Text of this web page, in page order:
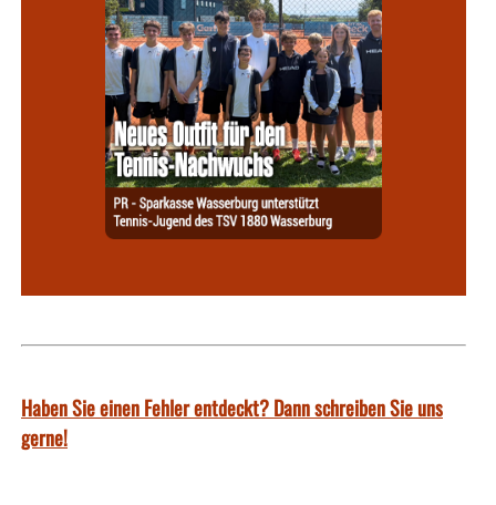
Haben Sie einen Fehler entdeckt? Dann schreiben Sie uns
gerne!